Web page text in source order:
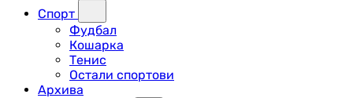
Спорт
Фудбал
Кошарка
Тенис
Остали спортови
Архива